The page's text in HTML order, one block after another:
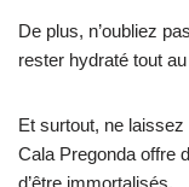
De plus, n’oubliez
rester hydraté tout
Et surtout, ne
Cala Pregonda offre
d’être immortalisés.